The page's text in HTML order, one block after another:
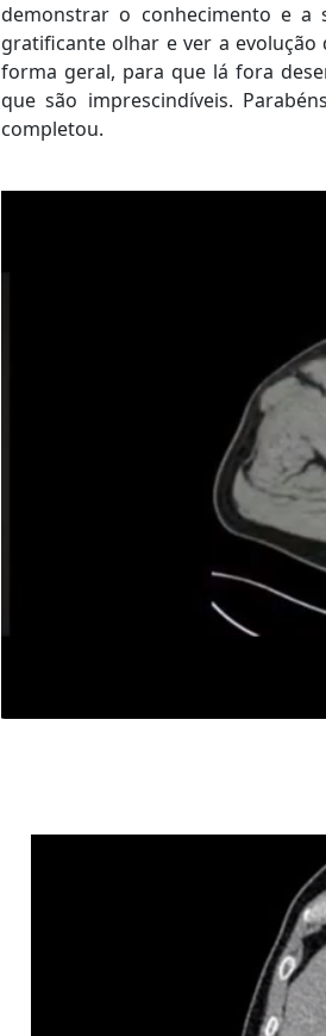
demonstrar o conhecimento e a
gratificante olhar e ver a
forma geral, para que lá fora
que são imprescindíveis.
completou.